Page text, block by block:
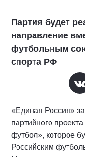
Партия будет
направление
футбольным
спорта РФ
«Единая Россия»
партийного проекта
футбол», которое
Российским